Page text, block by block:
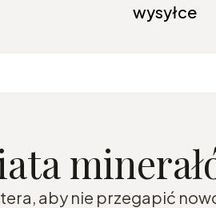
wysyłce
aby nie przegapić